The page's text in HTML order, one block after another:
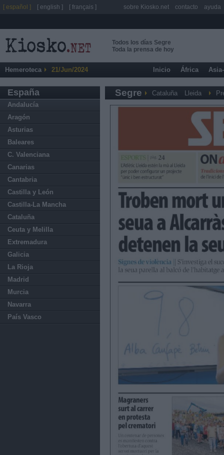
Todos los días Segre
Toda la prensa de hoy
Hemeroteca 21/Jun/2024 Inicio África
España
Andalucía
Aragón
Asturias
Baleares
C. Valenciana
Canarias
Cantabria
Castilla y León
Castilla-La Mancha
Cataluña
Ceuta y Melilla
Extremadura
Galicia
La Rioja
Madrid
Murcia
Navarra
País Vasco
Segre Cataluña Lleida
[ español ] [ english ] [ français ] sobre Kiosko.net contacto ayuda